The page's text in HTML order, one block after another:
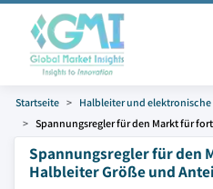
Startseite Halbleiter und elektronische
Spannungsregler für den Markt für
Spannungsregler für den
Halbleiter Größe und